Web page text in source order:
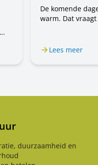
De komende
warm. Dat
u wat u kunt doen.
Lees meer
duurzaamheid en